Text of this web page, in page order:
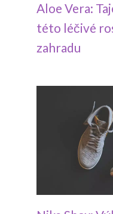
Aloe Vera:
této léčivé
zahradu